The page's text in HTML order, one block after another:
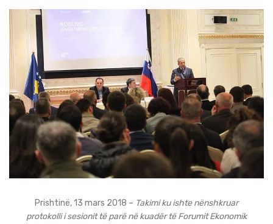
Prishtinë, 13 mars 2018 – Takimi ku ishte nënshkruar
protokolli i sesionit të parë në kuadër të Forumit Ekonomik